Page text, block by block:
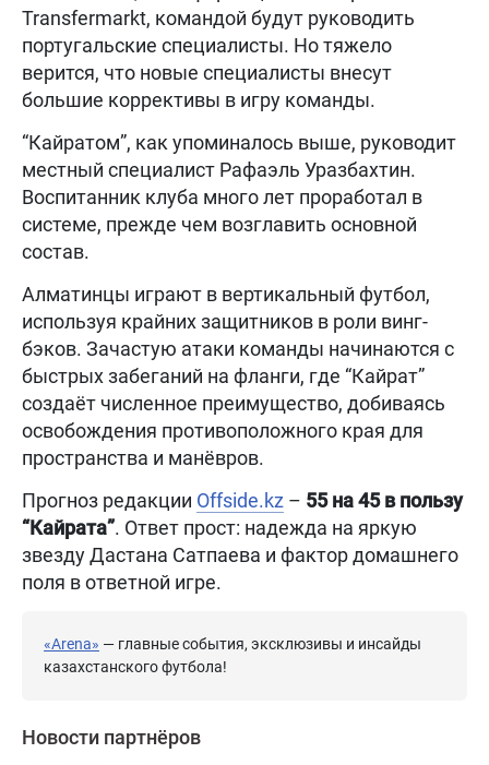
Transfermarkt, командой будут руководить
португальские специалисты. Но тяжело
верится, что новые специалисты внесут
большие коррективы в игру команды.
“Кайратом”, как упоминалось выше, руководит
местный специалист Рафаэль Уразбахтин.
Воспитанник клуба много лет проработал в
системе, прежде чем возглавить основной
состав.
Алматинцы играют в вертикальный футбол,
используя крайних защитников в роли винг-
бэков. Зачастую атаки команды начинаются с
быстрых забеганий на фланги, где “Кайрат”
создаёт численное преимущество, добиваясь
освобождения противоположного края для
пространства и манёвров.
Прогноз редакции Offside.kz – 55 на 45 в пользу
“Кайрата”. Ответ прост: надежда на яркую
звезду Дастана Сатпаева и фактор домашнего
поля в ответной игре.
«Arena» — главные события, эксклюзивы и инсайды
казахстанского футбола!